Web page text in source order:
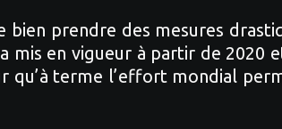
bien prendre des mesures
mis en vigueur à partir de
qu’à terme l’effort mondial